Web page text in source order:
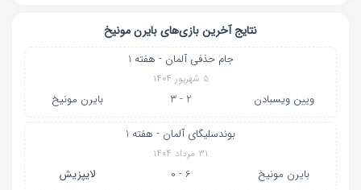
نتایج آخرین بازی‌های بایرن‌ مونیخ
جام حذفی آلمان - هفته 1
۵ شهریور ۱۴۰۴
ویین ویسبادن 2 - 3 بایرن‌ مونیخ
بوندسلیگای آلمان - هفته 1
۳۱ مرداد ۱۴۰۴
بایرن‌ مونیخ 6 - 0 لایپزیش